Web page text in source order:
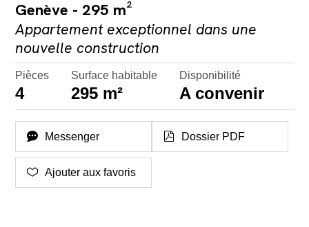
Genève - 295 m²
Appartement exceptionnel dans une
nouvelle construction
Pièces
4
Surface habitable
295 m²
Disponibilité
A convenir
Messenger Dossier PDF
Ajouter aux favoris